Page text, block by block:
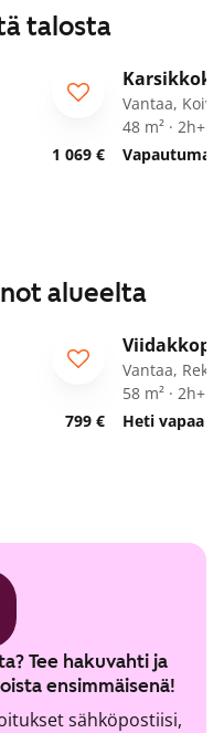
talosta
1 069 €
Vantaa,
48 m² ·
alueelta
799 €
ARA
Vantaa,
58 m² ·
Heti vapaa
Tee hakuvahti ja
ensimmäisenä!
sähköpostiisi,